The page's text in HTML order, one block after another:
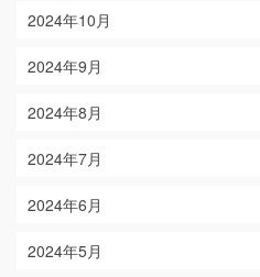
2024年10月
2024年9月
2024年8月
2024年7月
2024年6月
2024年5月